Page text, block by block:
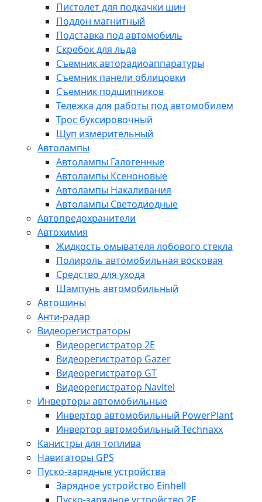
Пистолет для подкачки шин
Поддон магнитный
Подставка под автомобиль
Скребок для льда
Съемник авторадиоаппаратуры
Съемник панели облицовки
Съемник подшипников
Тележка для работы под автомобилем
Трос буксировочный
Щуп измерительный
Автолампы
Автолампы Галогенные
Автолампы Ксеноновые
Автолампы Накаливания
Автолампы Светодиодные
Автопредохранители
Автохимия
Жидкость омывателя лобового стекла
Полироль автомобильная восковая
Средство для ухода
Шампунь автомобильный
Автошины
Анти-радар
Видеорегистраторы
Видеорегистратор 2E
Видеорегистратор Gazer
Видеорегистратор GT
Видеорегистратор Navitel
Инверторы автомобильные
Инвертор автомобильный PowerPlant
Инвертор автомобильный Technaxx
Канистры для топлива
Навигаторы GPS
Пуско-зарядные устройства
Зарядное устройство Einhell